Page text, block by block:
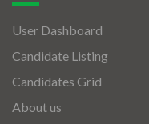
User Dashboard
Candidate Listing
Candidates Grid
About us